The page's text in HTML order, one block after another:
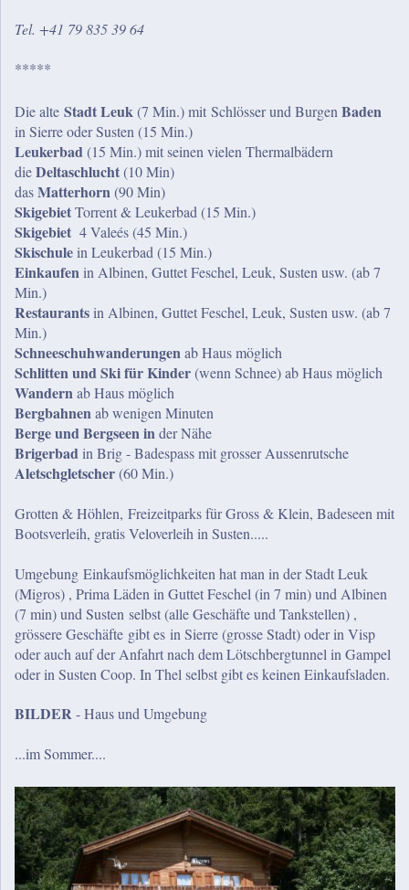
Tel. +41 79 835 39 64
*****
Die alte Stadt Leuk(7 Min.) mit Schlösser und Burgen Baden
in Sierre oder Susten (15 Min.)
Leukerbad(15 Min.) mit seinen vielen Thermalbädern
dieDeltaschlucht(10 Min)
dasMatterhorn(90 Min)
SkigebietTorrent & Leukerbad (15 Min.)
Skigebiet 4 Valeés (45 Min.)
Skischule in Leukerbad (15 Min.)
Einkaufen in Albinen, Guttet Feschel, Leuk, Susten usw. (ab 7
Min.)
Restaurants in Albinen, Guttet Feschel, Leuk, Susten usw. (ab 7
Min.)
Schneeschuhwanderungenab Haus möglich
Schlitten und Ski für Kinder(wenn Schnee) ab Haus möglich
Wandernab Haus möglich
Bergbahnenab wenigen Minuten
Berge und Bergseen inder Nähe
Brigerbad in Brig - Badespass mit grosser Aussenrutsche
Aletschgletscher(60 Min.)
Grotten & Höhlen, Freizeitparks für Gross & Klein, Badeseen mit
Bootsverleih, gratis Veloverleih in Susten.....
Umgebung Einkaufsmöglichkeiten hat man in der Stadt Leuk
(Migros) , Prima Läden in Guttet Feschel (in 7 min) und Albinen
(7 min) und Susten selbst (alle Geschäfte und Tankstellen) ,
grössere Geschäfte gibt es in Sierre (grosse Stadt) oder in Visp
oder auch auf der Anfahrt nach dem Lötschbergtunnel in Gampel
oder in Susten Coop. In Thel selbst gibt es keinen Einkaufsladen.
BILDER- Haus und Umgebung
...im Sommer....